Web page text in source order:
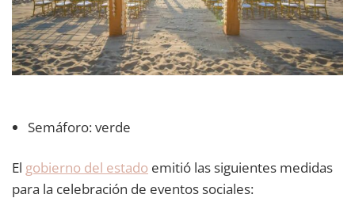
Semáforo: verde
El gobierno del estado emitió las siguientes medidas
para la celebración de eventos sociales: